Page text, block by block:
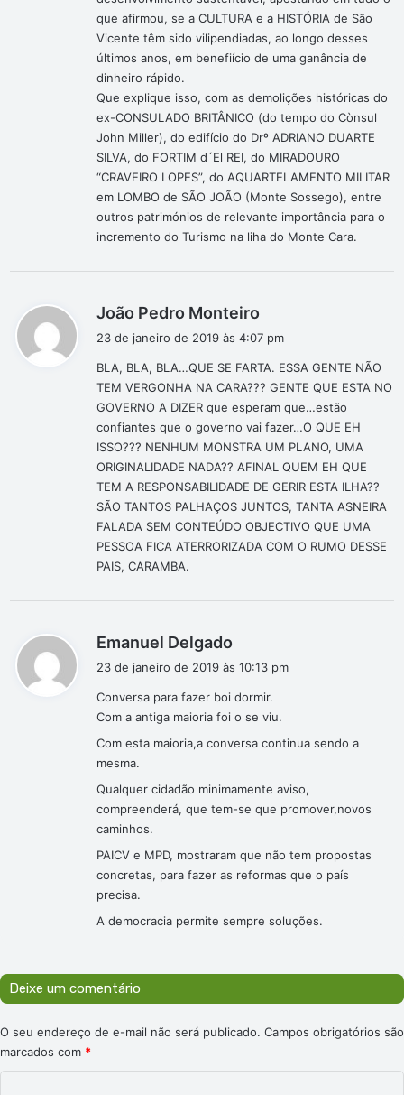
que afirmou, se a CULTURA e a HISTÓRIA de São
Vicente têm sido vilipendiadas, ao longo desses
últimos anos, em benefiício de uma ganância de
dinheiro rápido.
Que explique isso, com as demolições históricas do
ex-CONSULADO BRITÂNICO (do tempo do Cònsul
John Miller), do edifício do Drº ADRIANO DUARTE
SILVA, do FORTIM d´El REI, do MIRADOURO
“CRAVEIRO LOPES”, do AQUARTELAMENTO MILITAR
em LOMBO de SÃO JOÃO (Monte Sossego), entre
outros patrimónios de relevante importância para o
incremento do Turismo na liha do Monte Cara.
João Pedro Monteiro
i
s
e
:
23 de janeiro de 2019 às 4:07 pm
BLA, BLA, BLA…QUE SE FARTA. ESSA GENTE NÃO
TEM VERGONHA NA CARA??? GENTE QUE ESTA NO
GOVERNO A DIZER que esperam que…estão
confiantes que o governo vai fazer…O QUE EH
ISSO??? NENHUM MONSTRA UM PLANO, UMA
ORIGINALIDADE NADA?? AFINAL QUEM EH QUE
TEM A RESPONSABILIDADE DE GERIR ESTA ILHA??
SÃO TANTOS PALHAÇOS JUNTOS, TANTA ASNEIRA
FALADA SEM CONTEÚDO OBJECTIVO QUE UMA
PESSOA FICA ATERRORIZADA COM O RUMO DESSE
PAIS, CARAMBA.
Emanuel Delgado
s
e
:
23 de janeiro de 2019 às 10:13 pm
Conversa para fazer boi dormir.
Com a antiga maioria foi o se viu.
Com esta maioria,a conversa continua sendo a
mesma.
Qualquer cidadão minimamente aviso,
compreenderá, que tem-se que promover,novos
caminhos.
PAICV e MPD, mostraram que não tem propostas
concretas, para fazer as reformas que o país
precisa.
A democracia permite sempre soluções.
Deixe um comentário
O seu endereço de e-mail não será publicado. Campos obrigatórios são
marcados com *